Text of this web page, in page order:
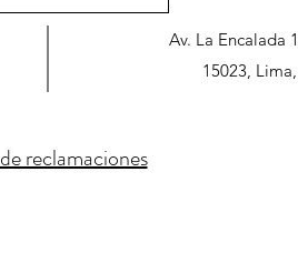
Av. La Encalada
15023,
reclamaciones